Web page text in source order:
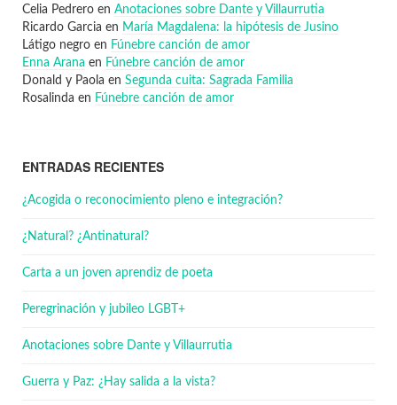
Celia Pedrero en Anotaciones sobre Dante y Villaurrutia
Ricardo Garcia en María Magdalena: la hipótesis de Jusino
Látigo negro en Fúnebre canción de amor
Enna Arana en Fúnebre canción de amor
Donald y Paola en Segunda cuita: Sagrada Familia
Rosalinda en Fúnebre canción de amor
ENTRADAS RECIENTES
¿Acogida o reconocimiento pleno e integración?
¿Natural? ¿Antinatural?
Carta a un joven aprendiz de poeta
Peregrinación y jubileo LGBT+
Anotaciones sobre Dante y Villaurrutia
Guerra y Paz: ¿Hay salida a la vista?